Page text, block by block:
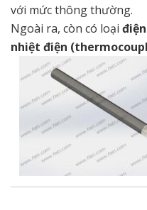
với mức thông thường.
Ngoài ra, còn có loại
nhiệt điện